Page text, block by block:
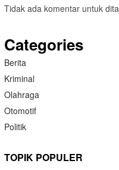
Tidak ada komentar untuk
Categories
Berita
Kriminal
Olahraga
Otomotif
Politik
TOPIK POPULER